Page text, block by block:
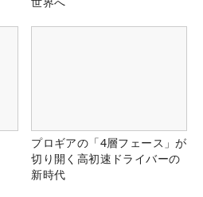
プロギアの「4層フェース」が
切り開く高初速ドライバーの
新時代